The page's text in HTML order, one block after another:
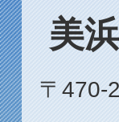
美
〒470-